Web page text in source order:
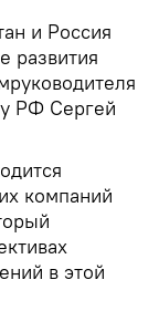
и Россия
развития
РФ Сергей
компаний
в этой